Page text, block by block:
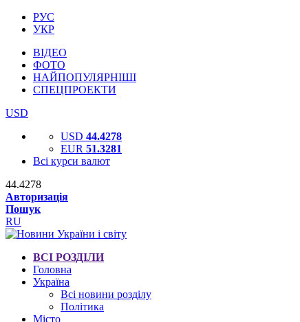
РУС
УКР
ВІДЕО
ФОТО
НАЙПОПУЛЯРНІШІ
СПЕЦПРОЕКТИ
USD
USD 44.4278
EUR 51.3281
Всі курси валют
44.4278
Авторизація
Пошук
RU
ВСІ РОЗДІЛИ
Головна
Україна
Всі новини розділу
Політика
Місто